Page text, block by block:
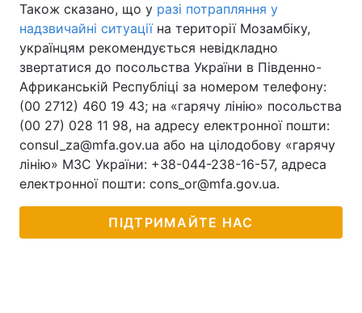
Також сказано, що у разі потрапляння у
надзвичайні ситуаціїна території Мозамбіку,
українцям рекомендується невідкладно
звертатися до посольства України в Південно-
Африканській Республіці за номером телефону:
(00 2712) 460 19 43; на «гарячу лінію» посольства
(00 27) 028 11 98, на адресу електронної пошти:
consul_za@mfa.gov.ua або на цілодобову «гарячу
лінію» МЗС України: +38-044-238-16-57, адреса
електронної пошти: cons_or@mfa.gov.ua.
ПІДТРИМАЙТЕ НАС